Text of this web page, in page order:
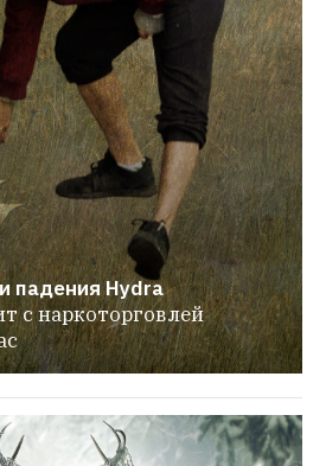
падения Hydra
с наркоторговлей